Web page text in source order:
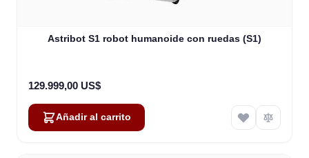
Astribot S1 robot humanoide con ruedas (S1)
129.999,00 US$
Añadir al carrito